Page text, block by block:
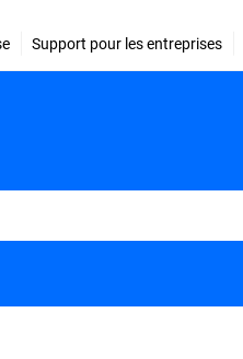
Support pour les entreprises